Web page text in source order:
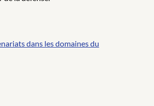
dans les domaines du